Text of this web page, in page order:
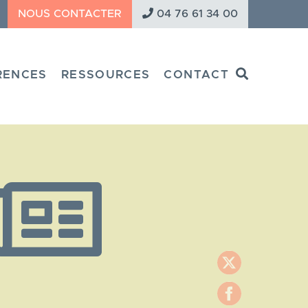
NOUS CONTACTER 04 76 61 34 00
RESSOURCES CONTACT